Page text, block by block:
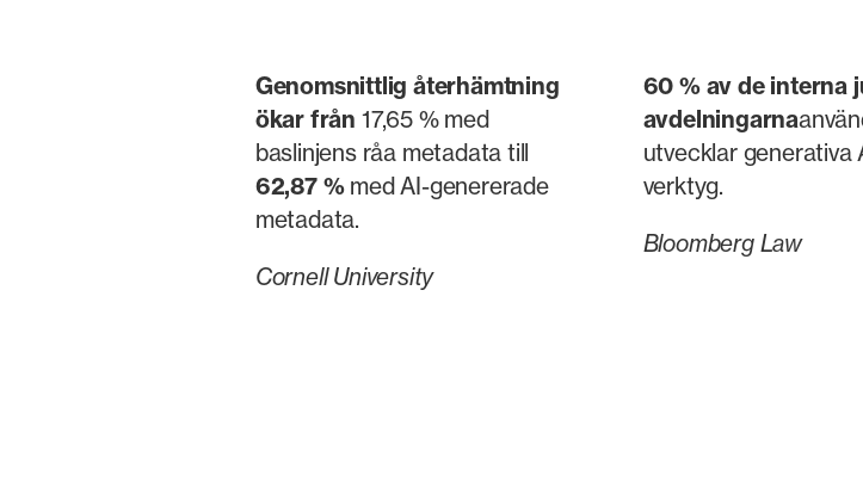
Genomsnittlig återhämtning
ökar från 17,65 % med
baslinjens råa metadata till
62,87 %med AI-genererade
metadata.
Cornell University
60 % av de interna
avdelningarna
utvecklar generativa
verktyg.
Bloomberg Law